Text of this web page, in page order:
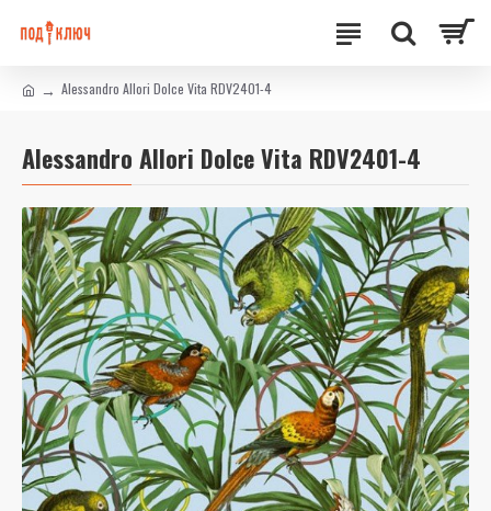
Alessandro Allori Dolce Vita RDV2401-4
Alessandro Allori Dolce Vita RDV2401-4